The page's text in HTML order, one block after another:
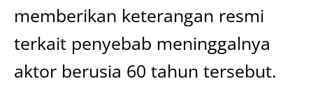
memberikan keterangan resmi
terkait penyebab meninggalnya
aktor berusia 60 tahun tersebut.